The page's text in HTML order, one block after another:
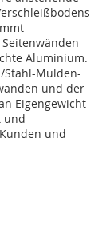
Aluminium.
Stahl-Mulden-
und der
Eigengewicht
und
und